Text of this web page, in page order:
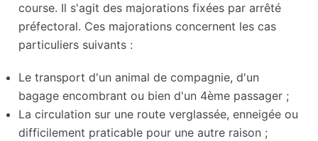
course. Il s'agit des majorations fixées par arrêté
préfectoral. Ces majorations concernent les cas
particuliers suivants :
Le transport d'un animal de compagnie, d'un
bagage encombrant ou bien d'un 4ème passager ;
La circulation sur une route verglassée, enneigée ou
difficilement praticable pour une autre raison ;